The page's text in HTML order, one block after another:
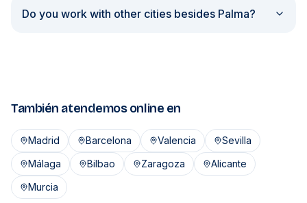
Do you work with other cities besides Palma?
También atendemos online en
Madrid Barcelona Valencia
Sevilla
Málaga
Bilbao Zaragoza
Alicante
Murcia